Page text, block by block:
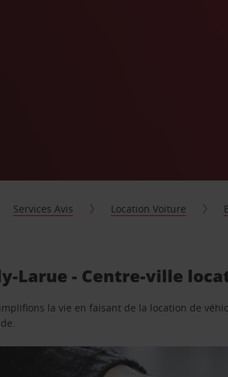
Services Avis Location Voiture
Larue - Centre-ville
la vie en faisant de la location de